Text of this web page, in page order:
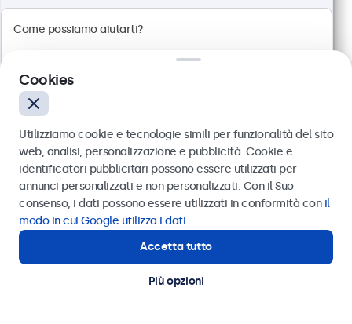
Risoluzione 1920 x 1080 (Full HD)
Montaggio: scrivania, parete, incasso
Dimensioni esterne: 560 x 337 x 41 mm
€ 499,00
Visualizza
Aggiungi al carrello
Inviare
Oppure chiamaci al
Contatta i nostri esperti
Cookies
Utilizziamo cookie e tecnologie simili per funzionalità del sito
web, analisi, personalizzazione e pubblicità. Cookie e
identificatori pubblicitari possono essere utilizzati per
annunci personalizzati e non personalizzati. Con il Suo
consenso, i dati possono essere utilizzati in conformità con il
modo in cui Google utilizza i dati.
Accetta tutto
Più opzioni